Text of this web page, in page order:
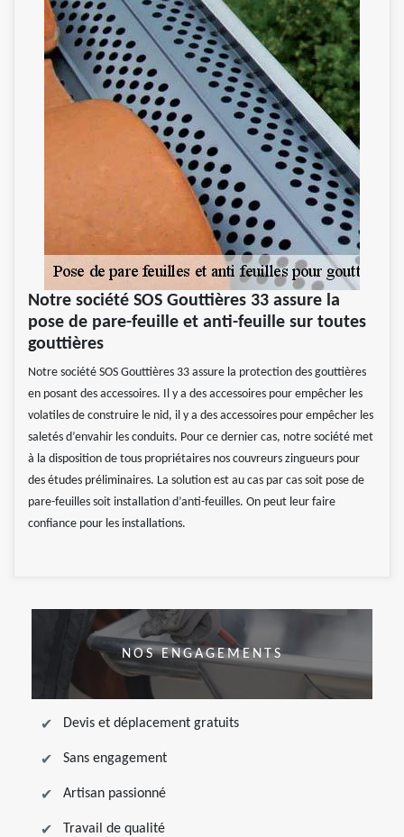
Notre société SOS Gouttières 33 assure la
pose de pare-feuille et anti-feuille sur toutes
gouttières
Notre société SOS Gouttières 33 assure la protection des gouttières
en posant des accessoires. Il y a des accessoires pour empêcher les
volatiles de construire le nid, il y a des accessoires pour empêcher les
saletés d’envahir les conduits. Pour ce dernier cas, notre société met
à la disposition de tous propriétaires nos couvreurs zingueurs pour
des études préliminaires. La solution est au cas par cas soit pose de
pare-feuilles soit installation d’anti-feuilles. On peut leur faire
confiance pour les installations.
NOS ENGAGEMENTS
Devis et déplacement gratuits
Sans engagement
Artisan passionné
Travail de qualité